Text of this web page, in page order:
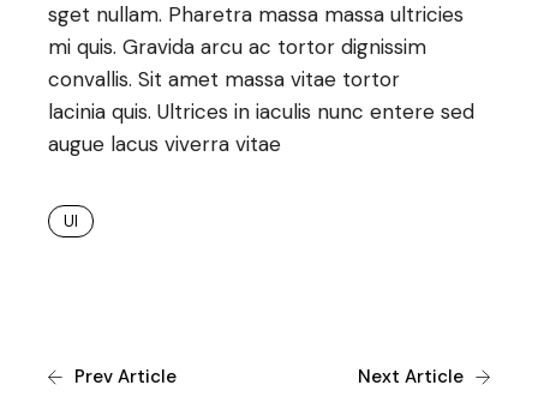
sget nullam. Pharetra massa massa ultricies
mi quis. Gravida arcu ac tortor dignissim
convallis. Sit amet massa vitae tortor
lacinia quis. Ultrices in iaculis nunc entere sed
augue lacus viverra vitae
UI
Prev Article Next Article